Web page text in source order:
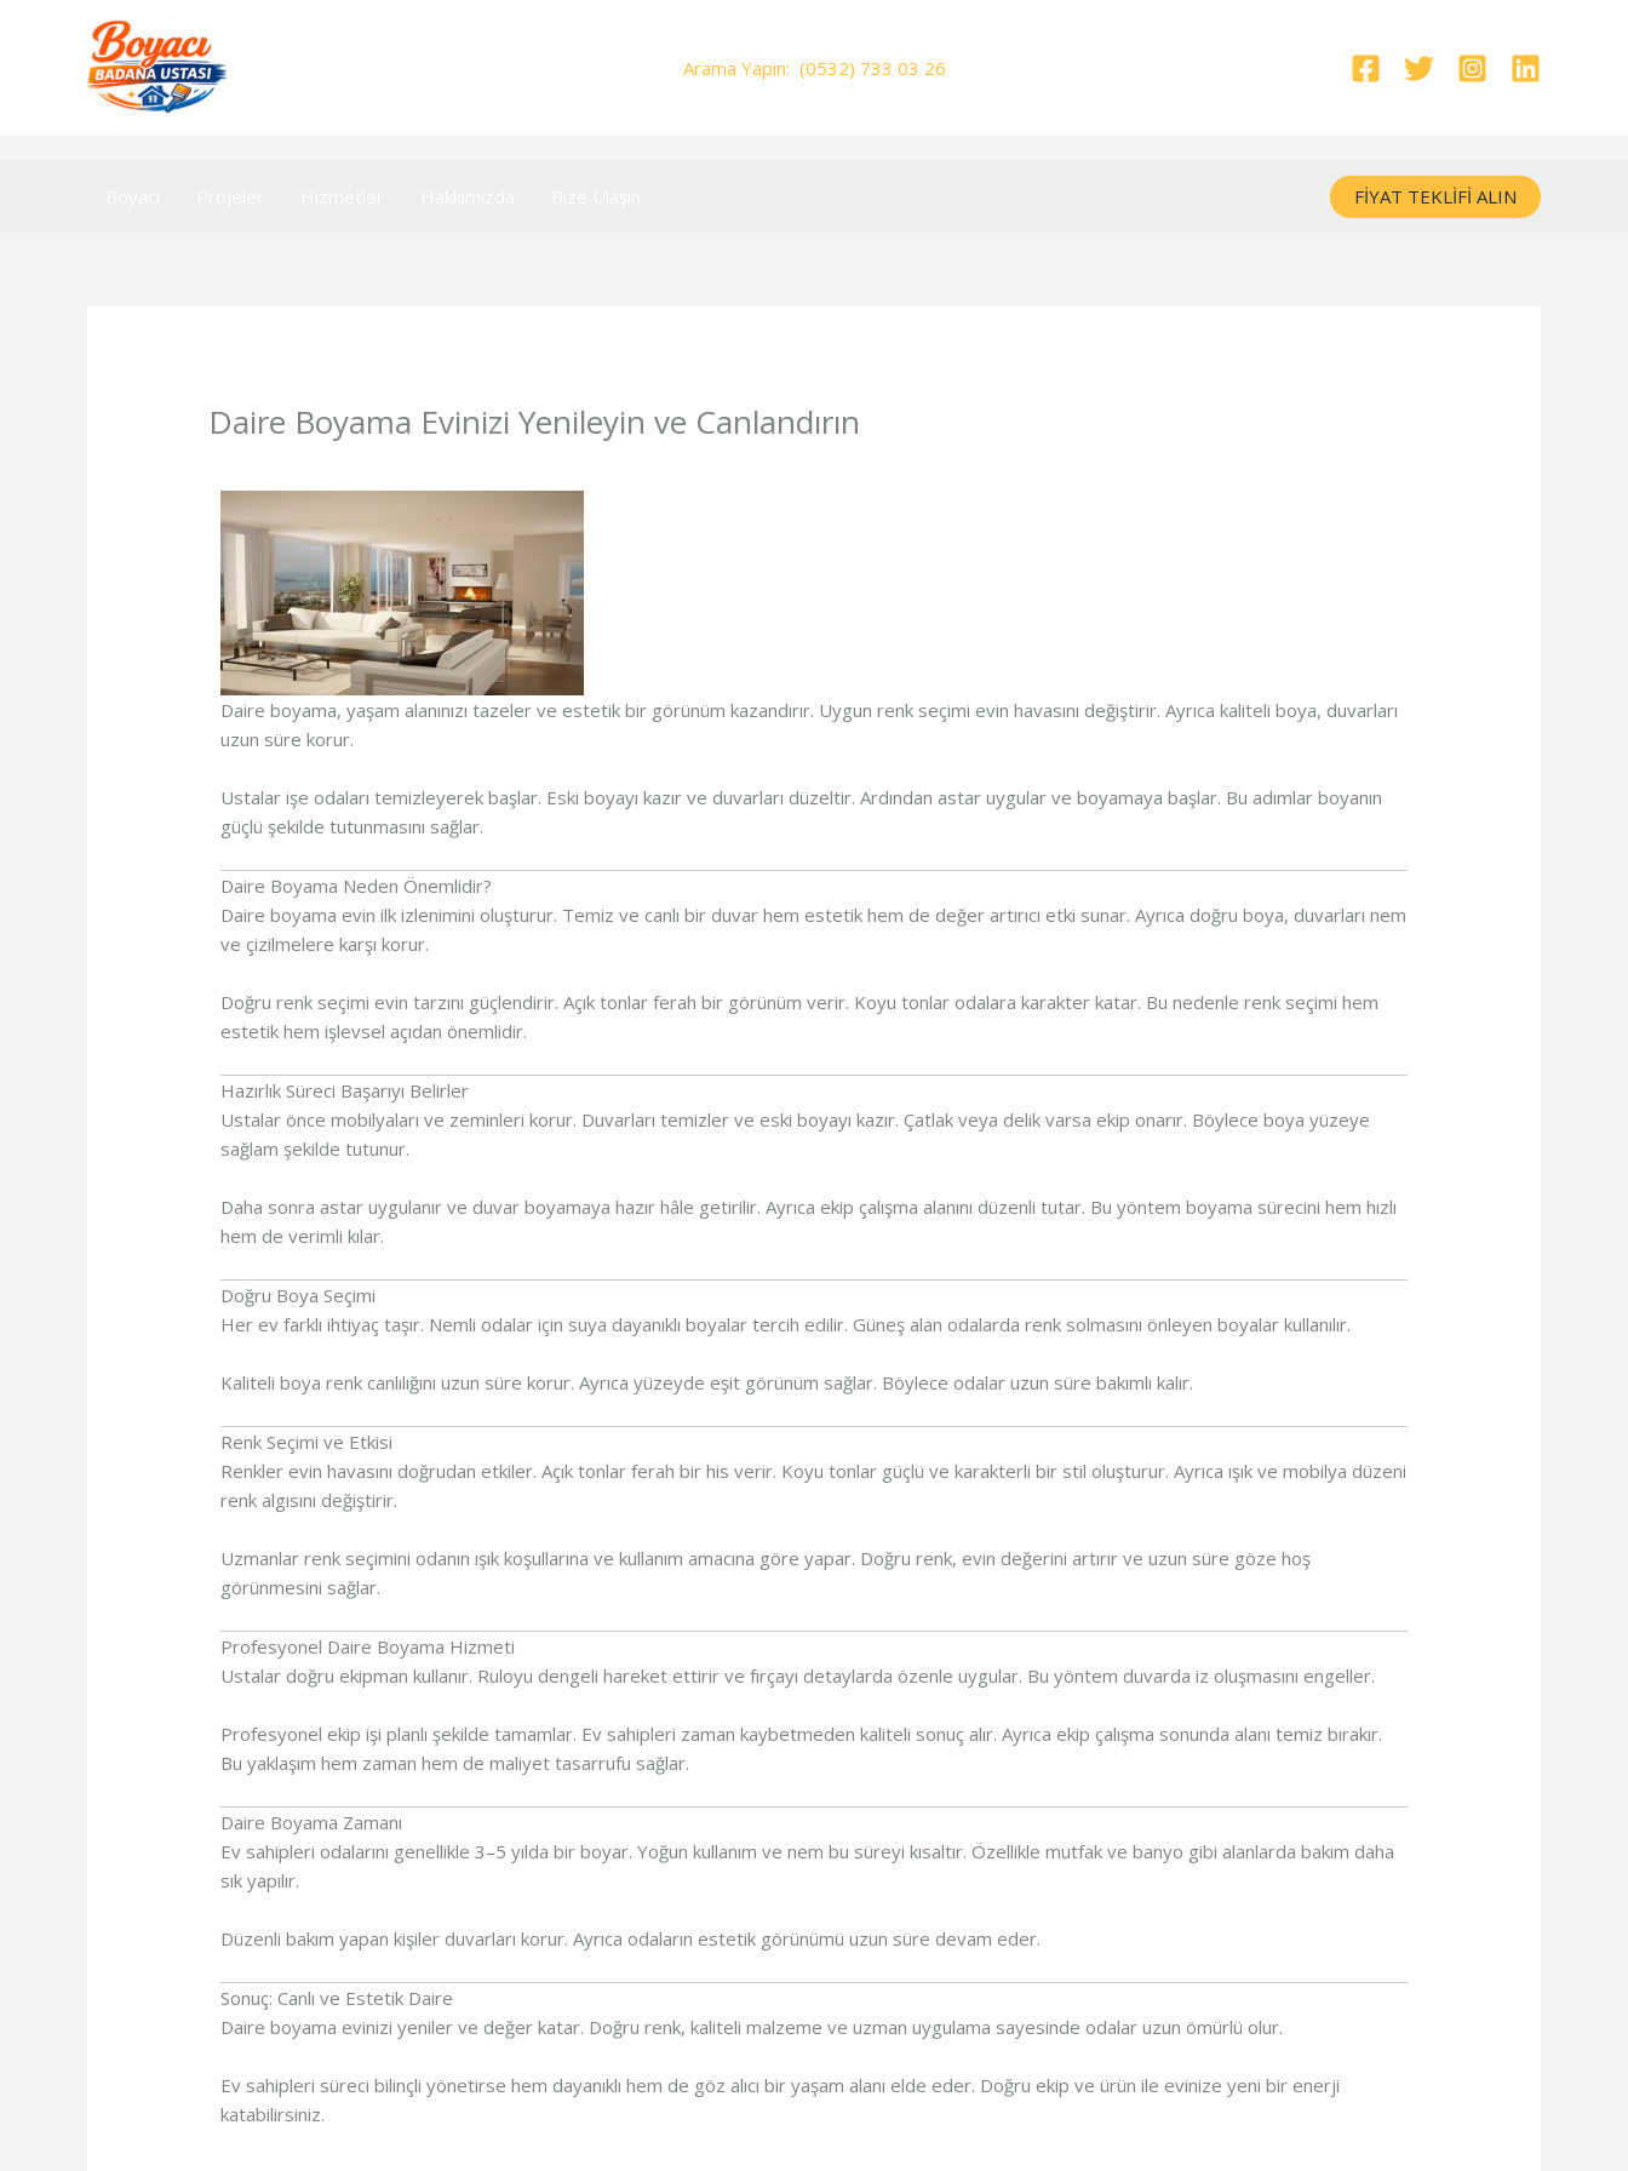
Arama Yapın: (0532) 733 03 26
FIYAT TEKLIFI ALIN
Daire Boyama Evinizi Yenileyin ve Canlandırın
Daire boyama, yaşam alanınızı tazeler ve estetik bir görünüm kazandırır. Uygun renk seçimi evin havasını değiştirir. Ayrıca kaliteli boya, duvarları
uzun süre korur.
Ustalar işe odaları temizleyerek başlar. Eski boyayı kazır ve duvarları düzeltir. Ardından astar uygular ve boyamaya başlar. Bu adımlar boyanın
güçlü şekilde tutunmasını sağlar.
Daire Boyama Neden Önemlidir?
Daire boyama evin ilk izlenimini oluşturur. Temiz ve canlı bir duvar hem estetik hem de değer artırıcı etki sunar. Ayrıca doğru boya, duvarları nem
ve çizilmelere karşı korur.
Doğru renk seçimi evin tarzını güçlendirir. Açık tonlar ferah bir görünüm verir. Koyu tonlar odalara karakter katar. Bu nedenle renk seçimi hem
estetik hem işlevsel açıdan önemlidir.
Hazırlık Süreci Başarıyı Belirler
Ustalar önce mobilyaları ve zeminleri korur. Duvarları temizler ve eski boyayı kazır. Çatlak veya delik varsa ekip onarır. Böylece boya yüzeye
sağlam şekilde tutunur.
Daha sonra astar uygulanır ve duvar boyamaya hazır hâle getirilir. Ayrıca ekip çalışma alanını düzenli tutar. Bu yöntem boyama sürecini hem hızlı
hem de verimli kılar.
Doğru Boya Seçimi
Her ev farklı ihtiyaç taşır. Nemli odalar için suya dayanıklı boyalar tercih edilir. Güneş alan odalarda renk solmasını önleyen boyalar kullanılır.
Kaliteli boya renk canlılığını uzun süre korur. Ayrıca yüzeyde eşit görünüm sağlar. Böylece odalar uzun süre bakımlı kalır.
Renk Seçimi ve Etkisi
Renkler evin havasını doğrudan etkiler. Açık tonlar ferah bir his verir. Koyu tonlar güçlü ve karakterli bir stil oluşturur. Ayrıca ışık ve mobilya düzeni
renk algısını değiştirir.
Uzmanlar renk seçimini odanın ışık koşullarına ve kullanım amacına göre yapar. Doğru renk, evin değerini artırır ve uzun süre göze hoş
görünmesini sağlar.
Profesyonel Daire Boyama Hizmeti
Ustalar doğru ekipman kullanır. Ruloyu dengeli hareket ettirir ve fırçayı detaylarda özenle uygular. Bu yöntem duvarda iz oluşmasını engeller.
Profesyonel ekip işi planlı şekilde tamamlar. Ev sahipleri zaman kaybetmeden kaliteli sonuç alır. Ayrıca ekip çalışma sonunda alanı temiz bırakır.
Bu yaklaşım hem zaman hem de maliyet tasarrufu sağlar.
Daire Boyama Zamanı
Ev sahipleri odalarını genellikle 3–5 yılda bir boyar. Yoğun kullanım ve nem bu süreyi kısaltır. Özellikle mutfak ve banyo gibi alanlarda bakım daha
sık yapılır.
Düzenli bakım yapan kişiler duvarları korur. Ayrıca odaların estetik görünümü uzun süre devam eder.
Sonuç: Canlı ve Estetik Daire
Daire boyama evinizi yeniler ve değer katar. Doğru renk, kaliteli malzeme ve uzman uygulama sayesinde odalar uzun ömürlü olur.
Ev sahipleri süreci bilinçli yönetirse hem dayanıklı hem de göz alıcı bir yaşam alanı elde eder. Doğru ekip ve ürün ile evinize yeni bir enerji
katabilirsiniz.